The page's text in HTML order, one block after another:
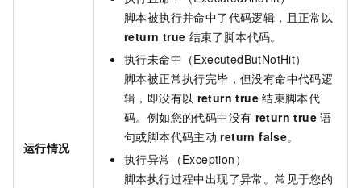
运行情况
脚本被执行并命中了代码逻辑，且正常以
return true 结束了脚本代码。
执行未命中（ExecutedButNotHit）
脚本被正常执行完毕，但没有命中代码逻
辑，即没有以 return true 结束脚本代
码。例如您的代码中没有 return true 语
句或脚本代码主动 return false。
执行异常（Exception）
脚本执行过程中出现了异常。常见于您的